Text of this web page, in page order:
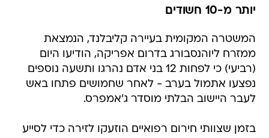
יותר מ-10 חשודים
המשטרה המקומית בעיירה קליבלנד, הנמצאת
ממזרח ליוהנסבורג בדרום אפריקה, הודיעו היום
(רביעי) כי לפחות 12 בני אדם נהרגו ותשעה נוספים
נפצעו אתמול בערב - לאחר שחמושים פתחו באש
לעבר היישוב הבלתי מוסדר ג'אמפרס.
בזמן שצוותי חירום רפואיים הוזעקו לזירה כדי לסייע